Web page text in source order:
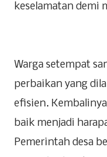
keselamatan demi
Warga setempat
perbaikan yang
efisien.
baik menjadi
Pemerintah desa